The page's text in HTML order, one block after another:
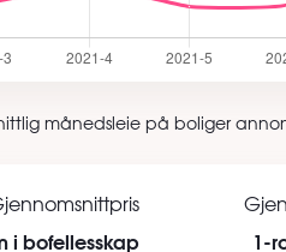
månedsleie på boliger
i bofellesskap
1-